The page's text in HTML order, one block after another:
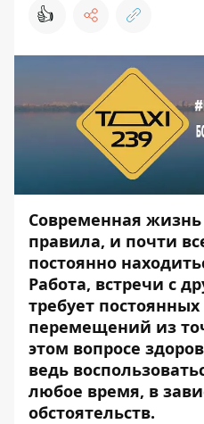
👍
Современная жизнь
правила, и почти
постоянно
Работа, встречи с
требует
перемещений из
этом вопросе
ведь
любое время, в
обстоятельств.